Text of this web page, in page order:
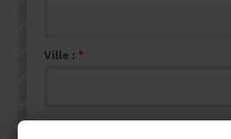
Ville :